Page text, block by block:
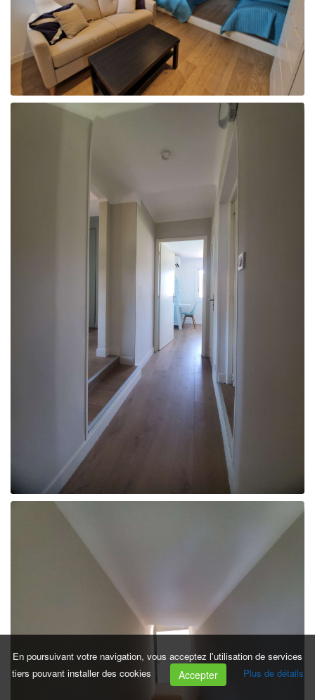
En poursuivant votre navigation, vous acceptez l'utilisation de services
tiers pouvant installer des cookies
Accepter Plus de détails